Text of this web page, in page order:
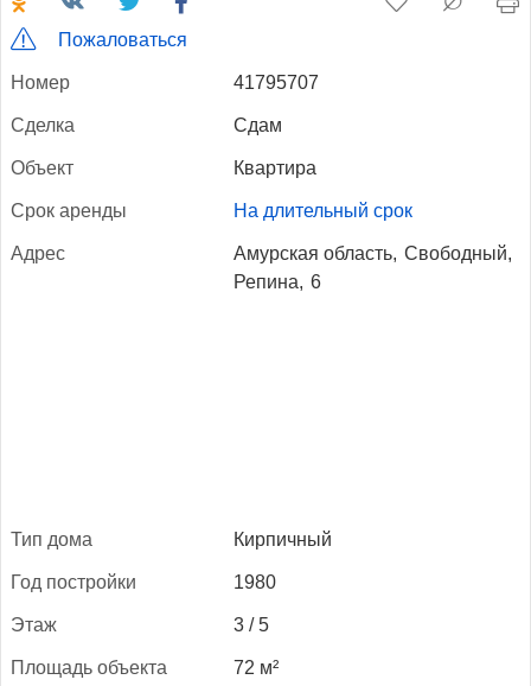
Пожаловаться
Но­мер 41795707
Сдел­ка Сдам
Объ­ект Квартира
Срок арен­ды На длительный срок
Ад­рес Амурская область, Свободный,
Репина, 6
Тип до­ма Кирпичный
Год пос­трой­ки 1980
Этаж 3 / 5
Пло­щадь объ­ек­та 72 м²